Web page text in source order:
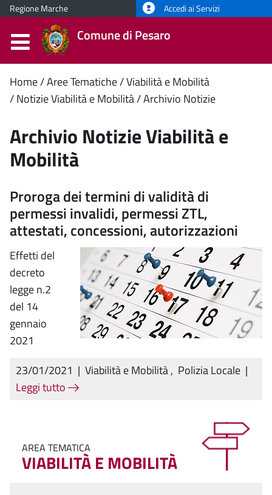
Regione Marche Accedi ai Servizi
Comune di Pesaro
Contenuto
Home Aree Tematiche Viabilità e Mobilità
Notizie Viabilità e Mobilità Archivio Notizie
Archivio Notizie Viabilità e
Mobilità
Proroga dei termini di validità di
permessi invalidi, permessi ZTL,
attestati, concessioni, autorizzazioni
Effetti del
decreto
legge n.2
del 14
gennaio
2021
23/01/2021 | Viabilità e Mobilità, Polizia Locale |
Leggi tutto
AREA TEMATICA
VIABILITÀ E MOBILITÀ